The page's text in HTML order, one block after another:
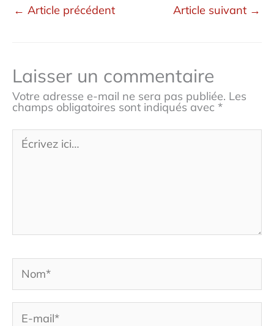
← Article précédent Article suivant →
Laisser un commentaire
Votre adresse e-mail ne sera pas publiée. Les
champs obligatoires sont indiqués avec *
Écrivez
ici…
Nom*
E-
mail*